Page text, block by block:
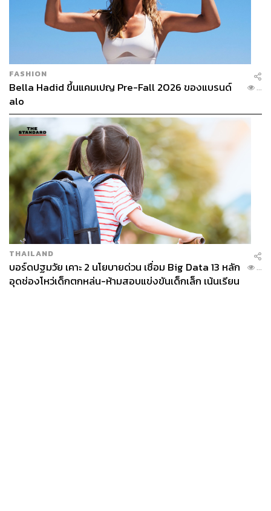
FASHION
Bella Hadid ขึ้นแคมเปญ Pre-Fall 2026 ของแบรนด์
alo
...
THAILAND
บอร์ดปฐมวัย เคาะ 2 นโยบายด่วน เชื่อม Big Data 13 หลัก
อุดช่องโหว่เด็กตกหล่น-ห้ามสอบแข่งขันเด็กเล็ก เน้นเรียน
...